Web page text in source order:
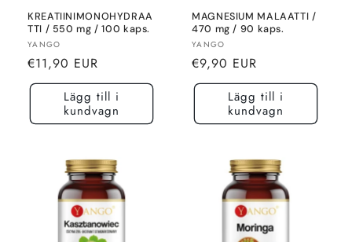
KREATIINIMONOHYDRAA
TTI / 550 mg / 100 kaps.
Säljare:
YANGO
Normalt
pris
€11,90 EUR
Lägg till i
kundvagn
MAGNESIUM MALAATTI /
470 mg / 90 kaps.
Säljare:
YANGO
Normalt
pris
€9,90 EUR
Lägg till i
kundvagn